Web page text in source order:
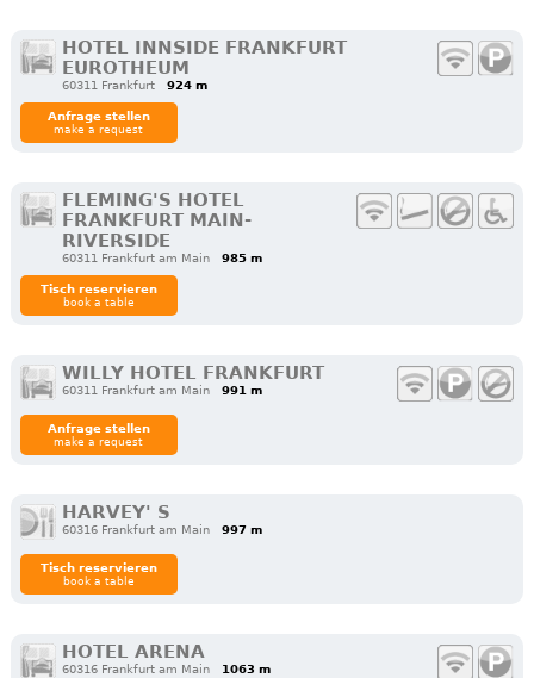
HOTEL INNSIDE FRANKFURT
EUROTHEUM
60311 Frankfurt 924 m
Anfrage stellen
make a request
FLEMING'S HOTEL
FRANKFURT MAIN-
RIVERSIDE
60311 Frankfurt am Main 985 m
Tisch reservieren
book a table
WILLY HOTEL FRANKFURT
60311 Frankfurt am Main 991 m
Anfrage stellen
make a request
HARVEY' S
60316 Frankfurt am Main 997 m
Tisch reservieren
book a table
HOTEL ARENA
60316 Frankfurt am Main 1063 m